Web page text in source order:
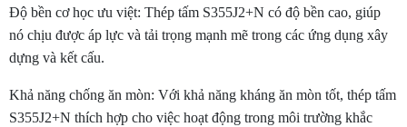
Độ bền cơ học ưu việt: Thép tấm S355J2+N có độ bền cao, giúp
nó chịu được áp lực và tải trọng mạnh mẽ trong các ứng dụng xây
dựng và kết cấu.
Khả năng chống ăn mòn: Với khả năng kháng ăn mòn tốt, thép tấm
S355J2+N thích hợp cho việc hoạt động trong môi trường khắc